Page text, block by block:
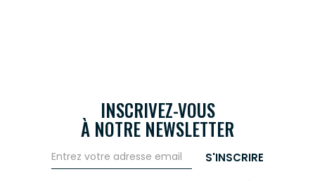
INSCRIVEZ-VOUS
À NOTRE NEWSLETTER
S'INSCRIRE